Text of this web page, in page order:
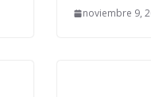
noviembre 9,